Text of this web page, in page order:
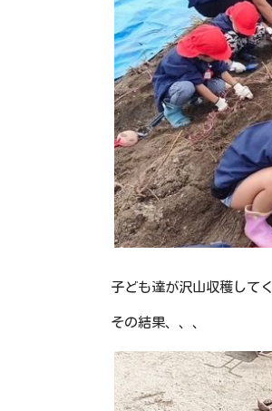
子ども達が沢山収穫して
その結果、、、